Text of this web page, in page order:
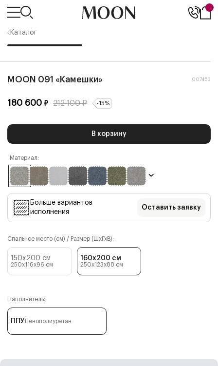
Каталог
MOON 091 «Камешки» 007453
180 600 ₽ 212 100₽ -15%
В корзину
Материал:
Больше вариантов
исполнения
Оставить заявку
Спальное место (см) / Размер (ШхГхВ):
150x200 см
250x116x96 см
160x200 см
250x123x88 см
Наполнитель:
ППУ Пенополиуретан